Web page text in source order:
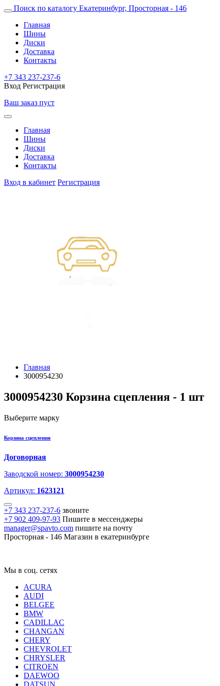
Поиск по каталогу Екатеринбург, Просторная - 146
Главная
Шины
Диски
Доставка
Контакты
+7 343 237-237-6
Вход Регистрация
Ваш заказ пуст
Главная
Шины
Диски
Доставка
Контакты
Вход в кабинет Регистрация
Главная
3000954230
3000954230 Корзина сцепления - 1 шт
Выберите марку
Корзина сцепления
Договорная
Заводской номер: 3000954230
Артикул: 1623121
+7 343 237-237-6 звоните
+7 902 409-97-93 Пишите в мессенджеры
manager@spavto.com пишите на почту
Просторная - 146 Магазин в екатеринбурге
Мы в соц. сетях
ACURA
AUDI
BELGEE
BMW
CADILLAC
CHANGAN
CHERY
CHEVROLET
CHRYSLER
CITROEN
DAEWOO
DATSUN